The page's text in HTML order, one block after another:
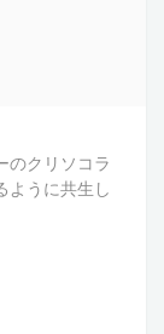
のクリソコラ
ように共生し